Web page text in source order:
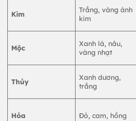
Kim
Trắng, vàng ánh
kim
Mộc
Xanh lá, nâu,
vàng nhạt
Thủy
Xanh dương,
trắng
Hỏa Đỏ, cam, hồng